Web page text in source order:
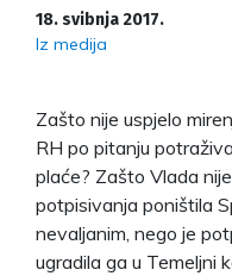
18. svibnja 2017.
Iz medija
Zašto nije uspjelo
RH po pitanju
plaće? Zašto Vlada
potpisivanja poništila
nevaljanim, nego je
ugradila ga u Temeljni